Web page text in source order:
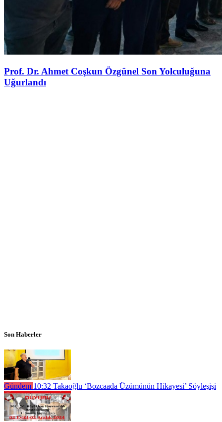
Prof. Dr. Ahmet Coşkun Özgünel Son Yolculuğuna
Uğurlandı
Son Haberler
Gündem 10:32 Takaoğlu ‘Bozcaada Üzümünün Hikayesi’ Söyleşişi